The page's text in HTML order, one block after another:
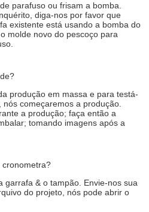
parafuso ou frisam a bomba.
diga-nos por favor que
existente está usando a bomba do
molde novo do pescoço para
produção em massa e para testá-
começaremos a produção.
a produção; faça então a
tomando imagens após a
garrafa & o tampão. Envie-nos sua
do projeto, nós pode abrir o